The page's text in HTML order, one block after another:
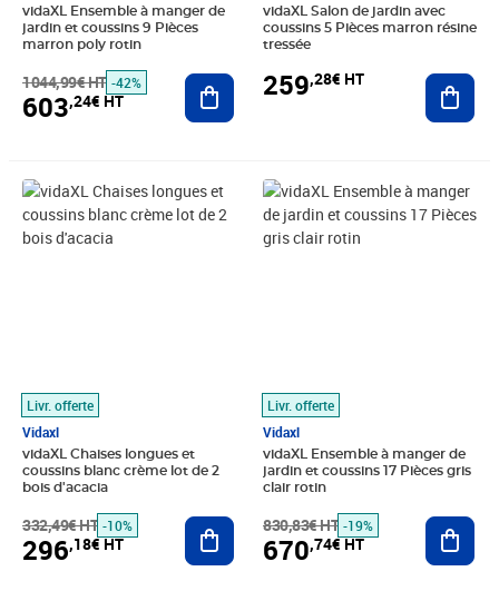
vidaXL Ensemble à manger de
jardin et coussins 9 Pièces
marron poly rotin
1044,99€ HT -42%
603,24€ HT
Ajouter au panier
vidaXL Salon de jardin avec
coussins 5 Pièces marron résine
tressée
259,28€ HT
Livr. offerte
Vidaxl
vidaXL Chaises longues et
coussins blanc crème lot de 2
bois d'acacia
332,49€ HT
Prix barré 332,49€ HT
-10%
296,18€ HT
Prix 296,18€ HT
Ajouter au panier
Livr. offerte
Vidaxl
vidaXL Ensemble à manger de
jardin et coussins 17 Pièces gris
clair rotin
830,83€ HT
Prix barré 830,83€ HT
-19%
670,74€ HT
Prix 670,74€ HT